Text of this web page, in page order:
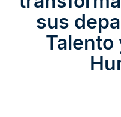
sus
Talento